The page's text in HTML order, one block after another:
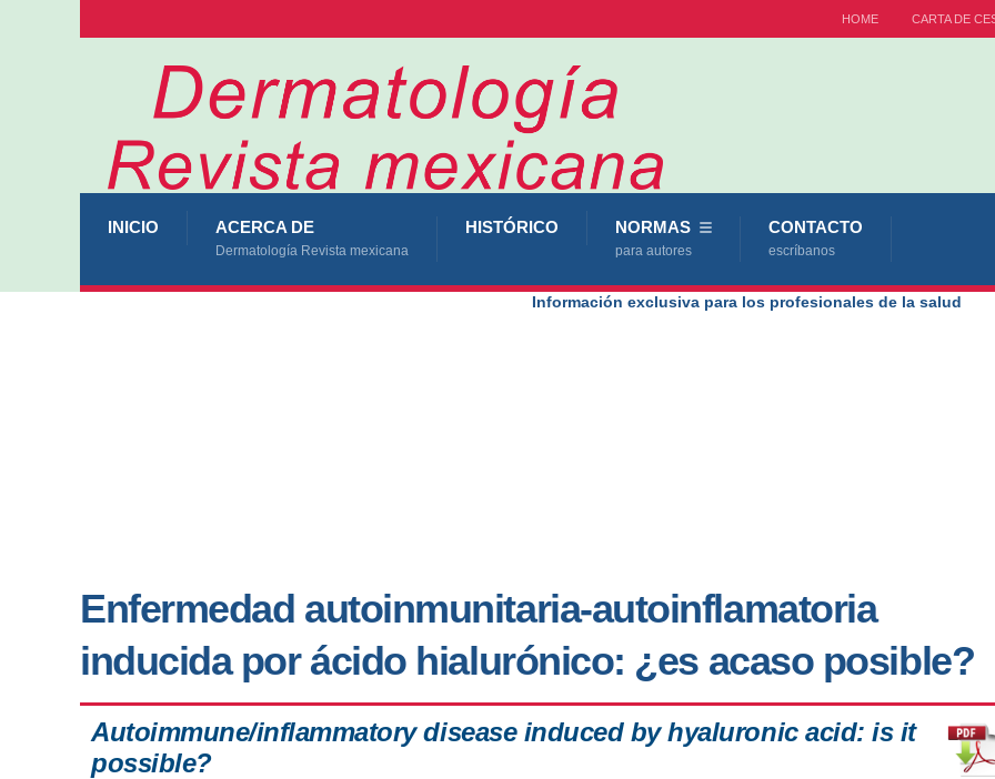
HOME CARTA DE
INICIO ACERCA DE
Dermatología Revista mexicana
HISTÓRICO NORMAS
para autores
CONTACTO
escríbanos
Información exclusiva para los profesionales de la salud
Enfermedad autoinmunitaria-autoinflamatoria
inducida por ácido hialurónico: ¿es acaso posible?
Autoimmune/inflammatory disease induced by hyaluronic acid: is it
possible?